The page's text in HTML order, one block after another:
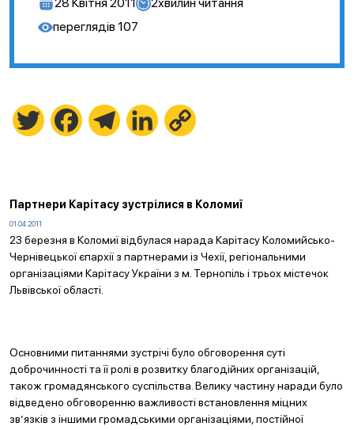
переглядів 107
Twitter FacebookTelegramLinkedIn
Партнери Карітасу зустрілися в Коломиї
01.04.2011
23 березня в Коломиї відбулася нарада Карітасу Коломийсько-
Чернівецької єпархії з партнерами із Чехії, регіональними
організаціями Карітасу України з м. Тернопіль і трьох містечок
Львівської області.
Основними питаннями зустрічі було обговорення суті
доброчинності та її ролі в розвитку благодійних організацій,
також громадянського суспільства. Велику частину наради було
відведено обговоренню важливості встановлення міцних
зв’язків з іншими громадськими організаціями, постійної